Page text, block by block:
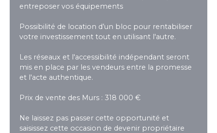
entreposer vos équipements
Possibilité de location d’un bloc pour rentabiliser
votre investissement tout en utilisant l'autre.
Les réseaux et l'accessibilité indépendant seront
mis en place par les vendeurs entre la promesse
et l'acte authentique.
Prix de vente des Murs : 318 000 €
Ne laissez pas passer cette opportunité et
saisissez cette occasion de devenir propriétaire